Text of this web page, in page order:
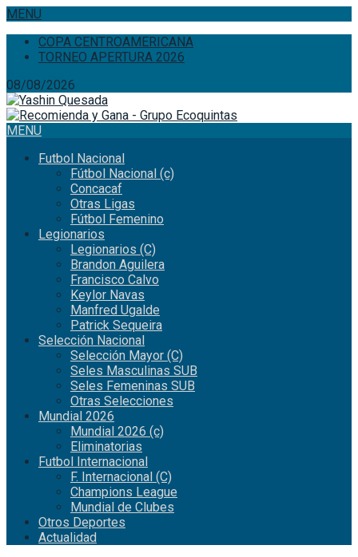
MENU
COPA CENTROAMERICANA
TORNEO APERTURA 2026
08/08/2026
MENU
Futbol Nacional
Fútbol Nacional (c)
Concacaf
Otras Ligas
Fútbol Femenino
Legionarios
Legionarios (C)
Brandon Aguilera
Francisco Calvo
Keylor Navas
Manfred Ugalde
Patrick Sequeira
Selección Nacional
Selección Mayor (C)
Seles Masculinas SUB
Seles Femeninas SUB
Otras Selecciones
Mundial 2026
Mundial 2026 (c)
Eliminatorias
Futbol Internacional
F. Internacional (C)
Champions League
Mundial de Clubes
Otros Deportes
Actualidad